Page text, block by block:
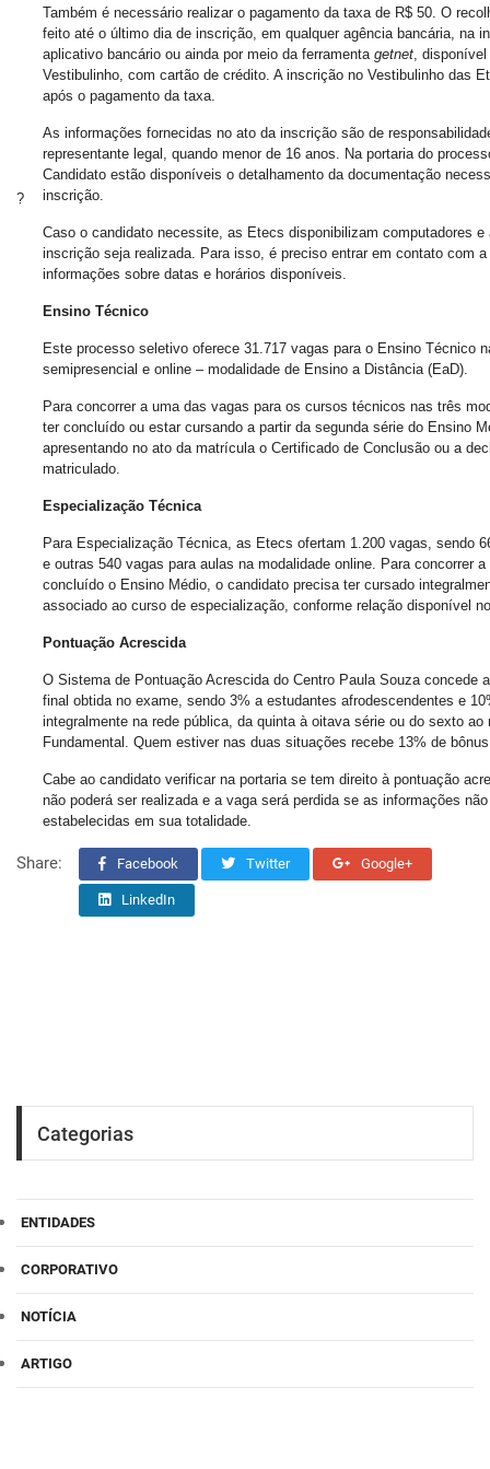
?
Também é necessário realizar o pagamento da taxa de R$ 50. O
feito até o último dia de inscrição, em qualquer agência bancária, na
aplicativo bancário ou ainda por meio da ferramenta getnet,
Vestibulinho, com cartão de crédito. A inscrição no Vestibulinho das
após o pagamento da taxa.
As informações fornecidas no ato da inscrição são de
representante legal, quando menor de 16 anos. Na portaria do
Candidato estão disponíveis o detalhamento da documentação
inscrição.
Caso o candidato necessite, as Etecs disponibilizam computadores
inscrição seja realizada. Para isso, é preciso entrar em contato com a
informações sobre datas e horários disponíveis.
Ensino Técnico
Este processo seletivo oferece 31.717 vagas para o Ensino Técnico
semipresencial e online – modalidade de Ensino a Distância (EaD).
Para concorrer a uma das vagas para os cursos técnicos nas três
ter concluído ou estar cursando a partir da segunda série do Ensino
apresentando no ato da matrícula o Certificado de Conclusão ou a
matriculado.
Especialização Técnica
Para Especialização Técnica, as Etecs ofertam 1.200 vagas, sendo
e outras 540 vagas para aulas na modalidade online. Para concorrer
concluído o Ensino Médio, o candidato precisa ter cursado
associado ao curso de especialização, conforme relação disponível
Pontuação Acrescida
O Sistema de Pontuação Acrescida do Centro Paula Souza concede
final obtida no exame, sendo 3% a estudantes afrodescendentes e
integralmente na rede pública, da quinta à oitava série ou do sexto ao
Fundamental. Quem estiver nas duas situações recebe 13% de
Cabe ao candidato verificar na portaria se tem direito à pontuação
não poderá ser realizada e a vaga será perdida se as informações
estabelecidas em sua totalidade.
Share: Facebook Twitter Google+
LinkedIn
Categorias
ENTIDADES
CORPORATIVO
NOTÍCIA
ARTIGO